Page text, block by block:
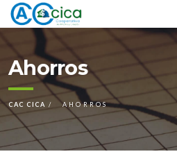
Ahorros
CAC CICA AHORROS